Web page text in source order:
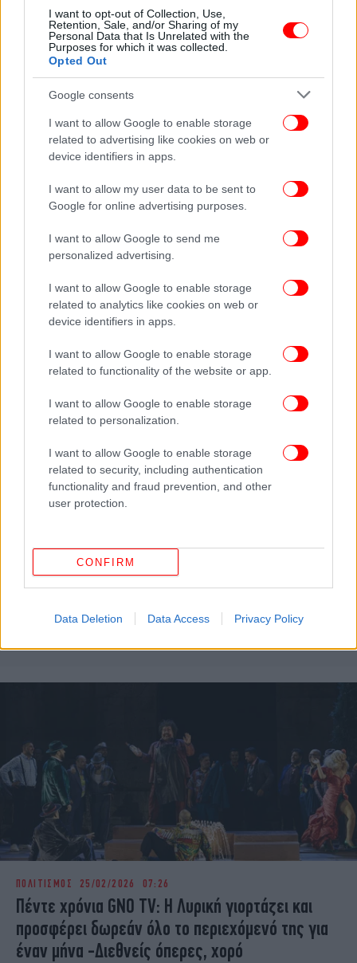
I want to opt-out of Collection, Use,
Retention, Sale, and/or Sharing of my
Personal Data that Is Unrelated with the
Purposes for which it was collected.
Opted Out
Google consents
I want to allow Google to enable storage
related to advertising like cookies on web or
device identifiers in apps.
I want to allow my user data to be sent to
Google for online advertising purposes.
I want to allow Google to send me
personalized advertising.
I want to allow Google to enable storage
related to analytics like cookies on web or
device identifiers in apps.
I want to allow Google to enable storage
related to functionality of the website or app.
I want to allow Google to enable storage
related to personalization.
I want to allow Google to enable storage
related to security, including authentication
functionality and fraud prevention, and other
user protection.
CONFIRM
Data Deletion Data Access Privacy Policy
Ρέθυμνο: Δωρεάν εξετάσεις μαστογραφίας σε
Αγία Γαλήνη, Αγκουσελιανά και Ακούμια
ΕΛΛΑΔΑ 11/03/2026 12:20
Και αυτή την Κυριακή δωρεάν είσοδος σε
μουσεία, αρχαιολογικούς χώρους
ΕΛΛΑΔΑ 04/03/2026 13:57
Υπ. Ψηφιακής Διακυβέρνησης: Εκτακτα μέτρα για
δωρεάν επικοινωνία Ελλήνων σε χώρες της
ΠΟΛΙΤΙΣΜΟΣ 25/02/2026 07:26
Πέντε χρόνια GNO TV: Η Λυρική γιορτάζει και
προσφέρει δωρεάν όλο το περιεχόμενό της για
έναv μήνα -Διεθνείς όπερες, χορό